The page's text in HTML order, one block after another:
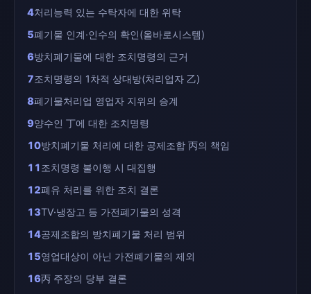
4처리능력 있는 수탁자에 대한 위탁
5폐기물 인계·인수의 확인(올바로시스템)
6방치폐기물에 대한 조치명령의 근거
7조치명령의 1차적 상대방(처리업자 乙)
8폐기물처리업 영업자 지위의 승계
9양수인 丁에 대한 조치명령
10방치폐기물 처리에 대한 공제조합 丙의 책임
11조치명령 불이행 시 대집행
12폐유 처리를 위한 조치 결론
13TV·냉장고 등 가전폐기물의 성격
14공제조합의 방치폐기물 처리 범위
15영업대상이 아닌 가전폐기물의 제외
16丙 주장의 당부 결론